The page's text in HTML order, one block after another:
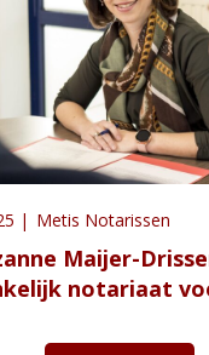
| Metis Notarissen
Maijer-
notariaat